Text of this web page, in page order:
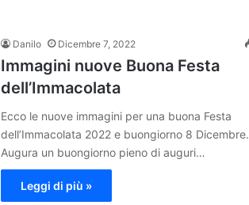
Danilo Dicembre 7, 2022
Immagini nuove Buona Festa
dell’Immacolata
Ecco le nuove immagini per una buona Festa
dell’Immacolata 2022 e buongiorno 8 Dicembre.
Augura un buongiorno pieno di auguri…
Leggi di più »